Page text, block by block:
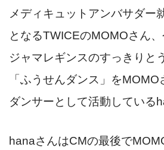
メディキュットアンバサダー
となるTWICEのMOMOさん
ジャマレギンスのすっきりと
「ふうせんダンス」 をMOMO
ダンサーとして活動している
hanaさんはCMの最後で